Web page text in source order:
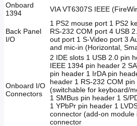
Onboard
1394
VIA VT6307S IEEE
Back Panel
I/O
1 PS2 mouse port 1 PS2
RS-232 COM port 4 USB
out port 1 S-Video port 3
and mic-in (Horizontal,
Onboard I/O
Connectors
2 IDE slots 1 USB 2.0 pin
IEEE 1394 pin header 2
pin header 1 IrDA pin
header 1 RS-232 COM
(switchable for keyboard/
1 SMBus pin header 1 S/
1 YPbPr pin header 1
connector (add-on module
connector